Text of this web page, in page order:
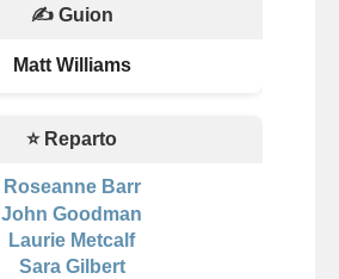
✍️ Guion
Matt Williams
⭐ Reparto
Roseanne Barr
John Goodman
Laurie Metcalf
Sara Gilbert